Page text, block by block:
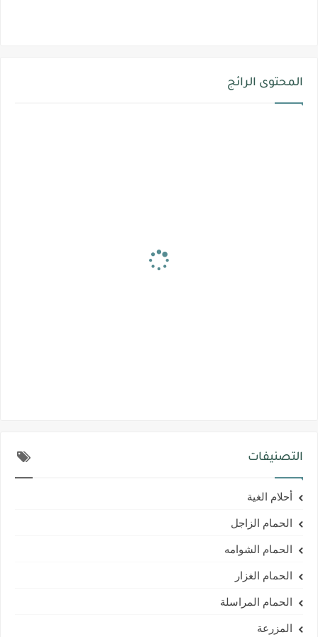
المحتوى الرائج
التصنيفات
أحلام الغية
الحمام الزاجل
الحمام الشوامه
الحمام الغزار
الحمام المراسلة
المزرعة